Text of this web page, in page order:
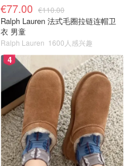
€77.00 €110.00
Ralph Lauren 法式毛圈拉链连帽卫
衣 男童
Ralph Lauren 1600人感兴趣
4